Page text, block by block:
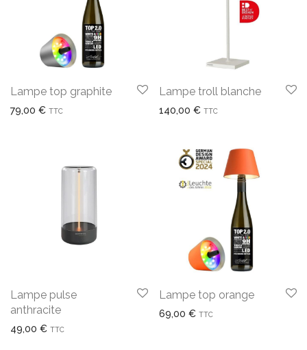
Lampe top graphite
79,00 € TTC
Lampe troll blanche
140,00 € TTC
Lampe pulse
anthracite
49,00 € TTC
Lampe top orange
69,00 € TTC